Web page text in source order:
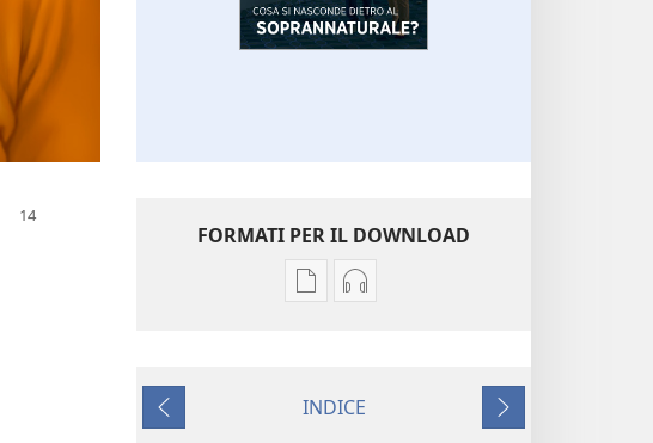
FORMATI PER IL DOWNLOAD
Opzioni
delle
Opzioni
dei
Precedente
INDICE
Successivo